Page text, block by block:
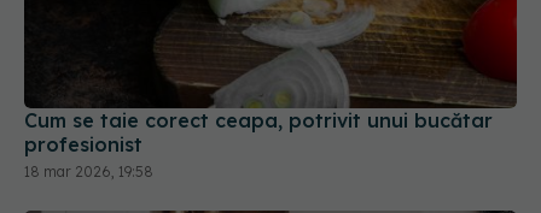
Cum se taie corect ceapa, potrivit unui bucătar
profesionist
18 mar 2026, 19:58